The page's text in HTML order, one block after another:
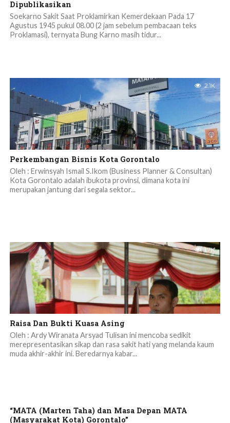
Dipublikasikan
Soekarno Sakit Saat Proklamirkan Kemerdekaan Pada 17
Agustus 1945 pukul 08.00 (2 jam sebelum pembacaan teks
Proklamasi), ternyata Bung Karno masih tidur...
2.1K
Perkembangan Bisnis Kota Gorontalo
Oleh : Erwinsyah Ismail S.Ikom (Business Planner & Consultan)
Kota Gorontalo adalah ibukota provinsi, dimana kota ini
merupakan jantung dari segala sektor...
1.7K
Raisa Dan Bukti Kuasa Asing
Oleh : Ardy Wiranata Arsyad Tulisan ini mencoba sedikit
merepresentasikan sikap dan rasa sakit hati yang melanda kaum
muda akhir-akhir ini. Beredarnya kabar...
“MATA (Marten Taha) dan Masa Depan MATA
(Masyarakat Kota) Gorontalo”